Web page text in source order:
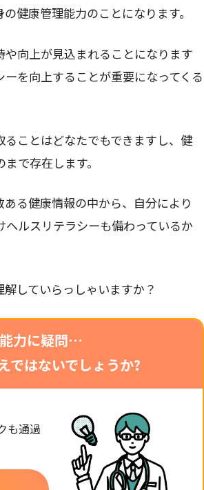
健康管理能力のことになります。
向上が見込まれることになります
を向上することが重要になってくる
ことはどなたでもできますし、健
で存在します。
る健康情報の中から、自分により
ルスリテラシーも備わっているか
していらっしゃいますか？
力に疑問…
ではないでしょうか?
も通過